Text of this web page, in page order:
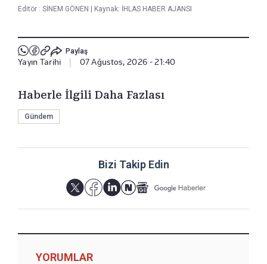
Editör : SİNEM GÖNEN Kaynak: İHLAS HABER AJANSI
Paylaş
Yayın Tarihi 07 Ağustos, 2026 - 21:40
Haberle İlgili Daha Fazlası
Gündem
Bizi Takip Edin
YORUMLAR